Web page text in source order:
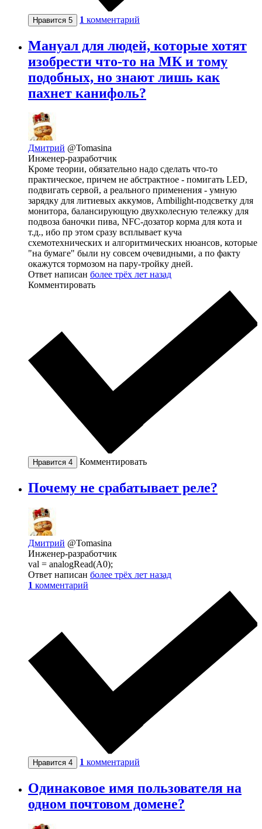
Нравится 5 1 комментарий
Мануал для людей, которые хотят
изобрести что-то на МК и тому
подобных, но знают лишь как
пахнет канифоль?
Дмитрий @Tomasina
Инженер-разработчик
Кроме теории, обязательно надо сделать что-то
практическое, причем не абстрактное - помигать LED,
подвигать сервой, а реального применения - умную
зарядку для литиевых аккумов, Ambilight-подсветку для
монитора, балансирующую двухколесную тележку для
подвоза баночки пива, NFC-дозатор корма для кота и
т.д., ибо пр этом сразу всплывает куча
схемотехнических и алгоритмических нюансов, которые
"на бумаге" были ну совсем очевидными, а по факту
окажутся тормозом на пару-тройку дней.
Ответ написан более трёх лет назад
Комментировать
Нравится 4 Комментировать
Почему не срабатывает реле?
Дмитрий @Tomasina
Инженер-разработчик
val = analogRead(A0);
Ответ написан более трёх лет назад
1 комментарий
Нравится 4 1 комментарий
Одинаковое имя пользователя на
одном почтовом домене?